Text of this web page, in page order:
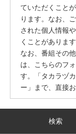
ていただくこと
ります。なお、
された個人情報
くことがありま
なお、番組その
は、こちらのフ
す。「タカラヅ
ー」まで、直接
検索